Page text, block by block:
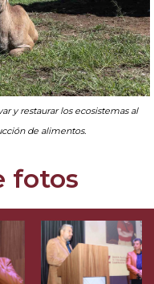
y restaurar los ecosistemas al
de alimentos.
fotos